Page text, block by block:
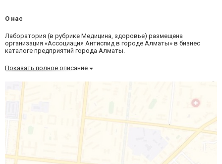
О нас
Лаборатория (в рубрике Медицина, здоровье) размещена
организация «Ассоциация Антиспид в городе Алматы» в бизнес
каталоге предприятий города Алматы.
Показать полное описание